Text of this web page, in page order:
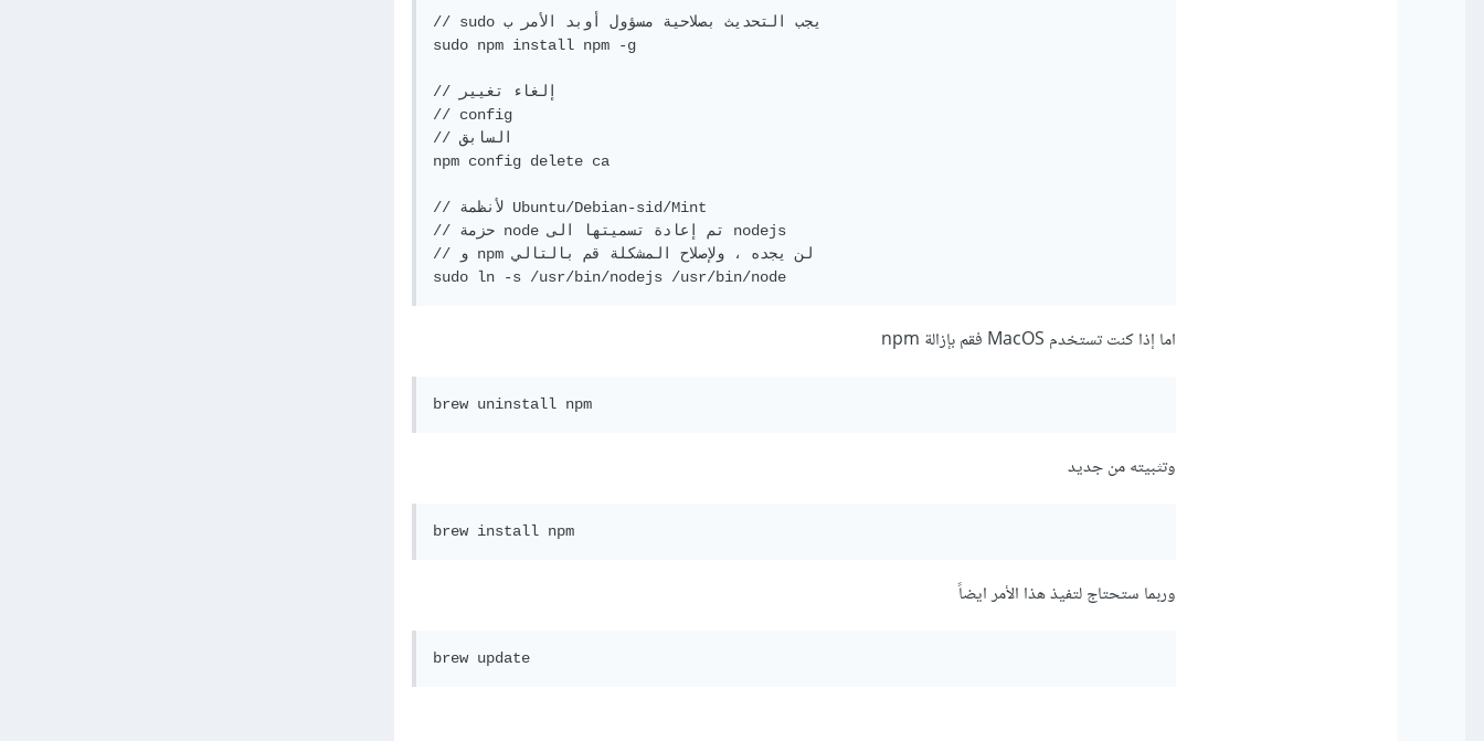
// sudo يجب التحديث بصلاحية مسؤول أوبد الأمر ب
sudo npm install npm -g
// إلغاء تغيير
// config
// السابق
npm config delete ca
// لأنظمة Ubuntu/Debian-sid/Mint
// حزمة node تم إعادة تسميتها الى nodejs
// و npm لن يجده ، ولإصلاح المشكلة قم بالتالي
sudo ln -s /usr/bin/nodejs /usr/bin/node
اما إذا كنت تستخدم MacOS فقم بإزالة npm
brew uninstall npm
وتثبيته من جديد
brew install npm
وربما ستحتاج لتفيذ هذا الأمر ايضاً
brew update